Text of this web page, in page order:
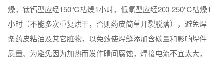
燥，钛钙型应经150℃枯燥1小时，低氢型应经200-250℃枯燥1
小时（不能多次重复烘干，否则药皮简单开裂脱落），避免焊
条药皮粘油及其它脏物，以免致使焊缝添加含碳量和影响焊件
质量、为避免因为加热而发作睛间腐蚀，焊接电流不宜太大，